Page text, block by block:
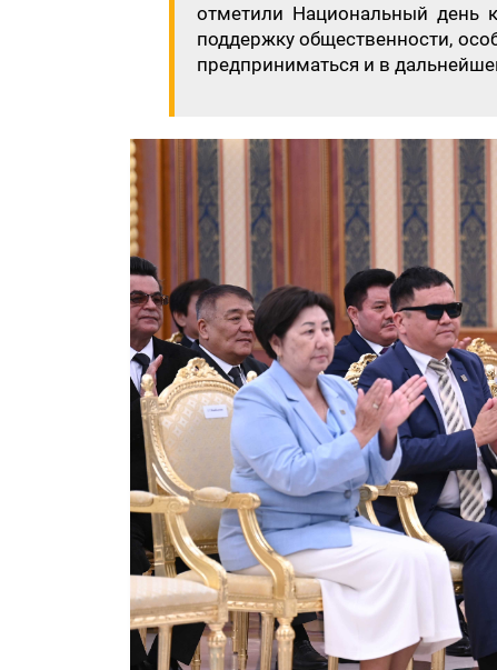
отметили Национальный день
поддержку общественности,
предприниматься и в